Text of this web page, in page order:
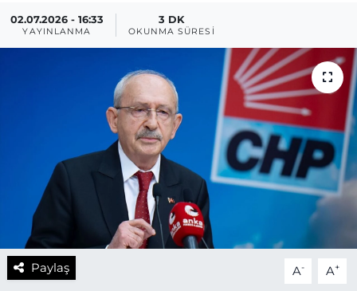
02.07.2026 - 16:33
YAYINLANMA
3 DK
OKUNMA SÜRESI
Paylaş A- A+